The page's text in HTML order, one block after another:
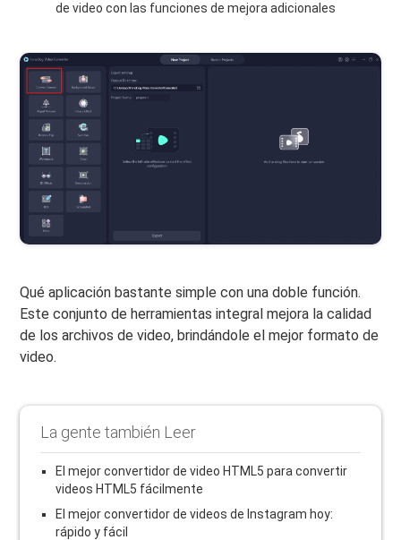
de video con las funciones de mejora adicionales
Qué aplicación bastante simple con una doble función.
Este conjunto de herramientas integral mejora la calidad
de los archivos de video, brindándole el mejor formato de
video.
La gente también Leer
El mejor convertidor de video HTML5 para convertir
videos HTML5 fácilmente
El mejor convertidor de videos de Instagram hoy:
rápido y fácil